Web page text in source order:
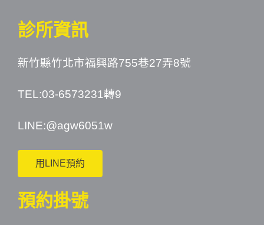
診所資訊
新竹縣竹北市福興路755巷27弄8號
TEL:03-6573231轉9
LINE:@agw6051w
用LINE預約
預約掛號